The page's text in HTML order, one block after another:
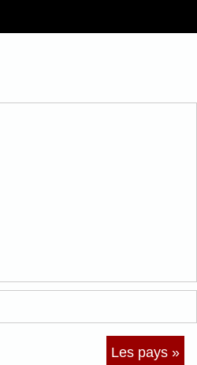
Les pays »